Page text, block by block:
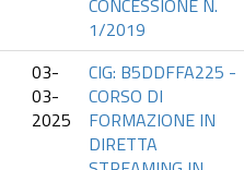
CONCESSIONE N.
1/2019
03-
03-
2025
CIG: B5DDFFA225 -
CORSO DI
FORMAZIONE IN
DIRETTA